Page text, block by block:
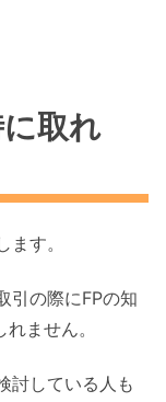
取れ
す。
引の際にFPの知
ません。
討している人も